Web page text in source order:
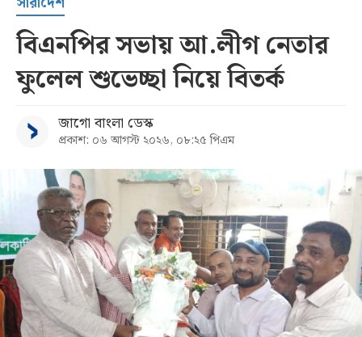
বিএনপির সভায় আ.লীগ নেতার
ফুলেল শুভেচ্ছা নিয়ে বিতর্ক
জাগো বাংলা ডেস্ক
প্রকাশ: ০৬ আগস্ট ২০২৬, ০৮:২৫ পিএম